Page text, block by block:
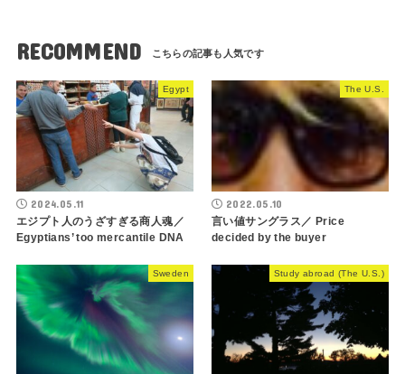
RECOMMEND
Egypt
2024.05.11
エジプト人のうざすぎる商人魂／
Egyptians’ too mercantile DNA
The U.S.
2022.05.10
言い値サングラス／ Price
decided by the buyer
Sweden Study abroad (The U.S.)